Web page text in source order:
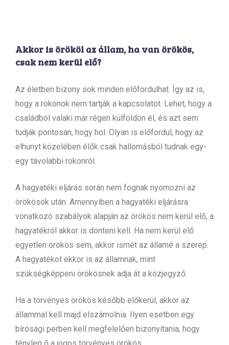
Akkor is örököl az állam, ha van örökös,
csak nem kerül elő?
Az életben bizony sok minden előfordulhat. Így az is,
hogy a rokonok nem tartják a kapcsolatot. Lehet, hogy a
családból valaki már régen külföldön él, és azt sem
tudják pontosan, hogy hol. Olyan is előfordul, hogy az
elhunyt közelében élők csak hallomásból tudnak egy-
egy távolabbi rokonról.
A hagyatéki eljárás során nem fognak nyomozni az
örökösök után. Amennyiben a hagyatéki eljárásra
vonatkozó szabályok alapján az örökös nem kerül elő, a
hagyatékról akkor is dönteni kell. Ha nem kerül elő
egyetlen örökös sem, akkor ismét az államé a szerep.
A hagyatékot ekkor is az államnak, mint
szükségképpeni örökösnek adja át a közjegyző.
Ha a törvényes örökös később előkerül, akkor az
állammal kell majd elszámolnia. Ilyen esetben egy
bírósági perben kell megfelelően bizonyítania, hogy